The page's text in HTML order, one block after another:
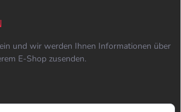
und wir werden Ihnen Informationen über
E-Shop zusenden.